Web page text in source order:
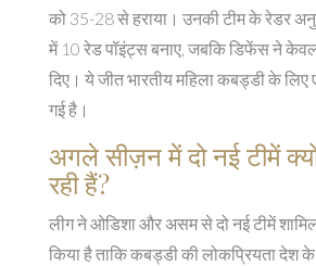
को 35-28 से हराया। उनकी टीम के रेडर
में 10 रेड पॉइंट्स बनाए, जबकि डिफेंस ने
दिए। ये जीत भारतीय महिला कबड्डी के
गई है।
अगले सीज़न में दो नई टीमें
रही हैं?
लीग ने ओडिशा और असम से दो नई टीमें
किया है ताकि कबड्डी की लोकप्रियता देश के